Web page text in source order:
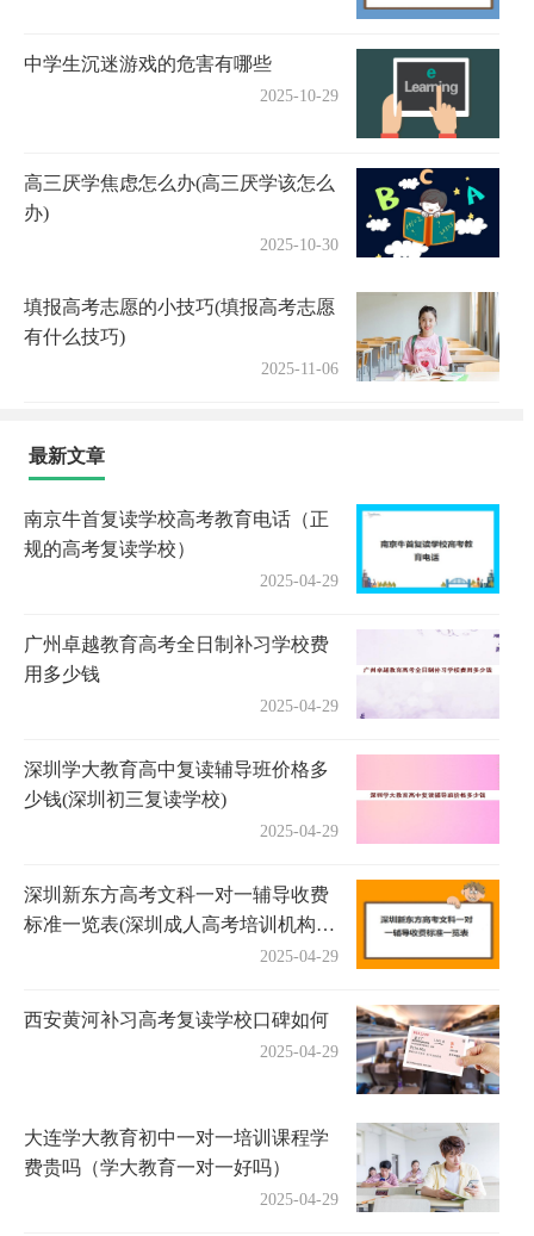
中学生沉迷游戏的危害有哪些
2025-10-29
高三厌学焦虑怎么办(高三厌学该怎么
办)
2025-10-30
填报高考志愿的小技巧(填报高考志愿
有什么技巧)
2025-11-06
最新文章
南京牛首复读学校高考教育电话（正
规的高考复读学校）
2025-04-29
广州卓越教育高考全日制补习学校费
用多少钱
2025-04-29
深圳学大教育高中复读辅导班价格多
少钱(深圳初三复读学校)
2025-04-29
深圳新东方高考文科一对一辅导收费
标准一览表(深圳成人高考培训机构有
2025-04-29
西安黄河补习高考复读学校口碑如何
2025-04-29
大连学大教育初中一对一培训课程学
费贵吗（学大教育一对一好吗）
2025-04-29